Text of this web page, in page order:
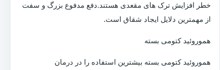
خطر افزایش ترک های مقعدی هستند.دفع مدفوع بزرگ و سفت
از مهمترین دلایل ایجاد شقاق است.
هموروئید کتومی بسته
هموروئید کتومی بسته بیشترین استفاده را در درمان